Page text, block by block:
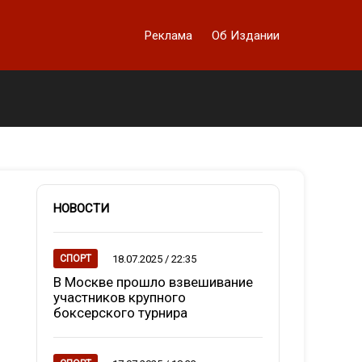
Реклама Об Издании
НОВОСТИ
СПОРТ 18.07.2025 / 22:35
В Москве прошло взвешивание
участников крупного
боксерского турнира